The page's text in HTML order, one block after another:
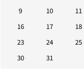
9
10 11
16
17 18
23
24 25
30
31